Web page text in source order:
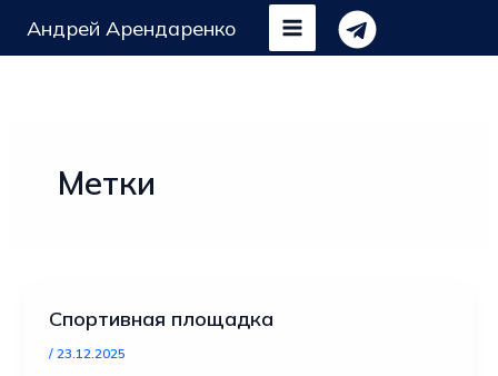
Андрей Арендаренко
Метки
Спортивная площадка
/23.12.2025